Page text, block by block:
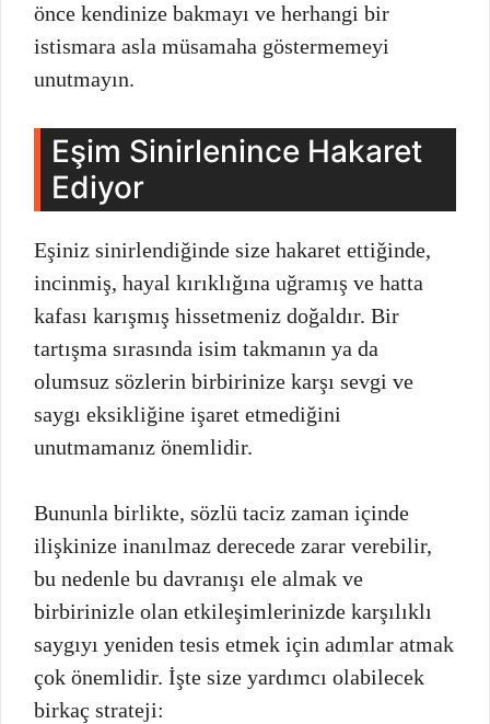
önce kendinize bakmayı ve herhangi bir
istismara asla müsamaha göstermemeyi
unutmayın.
Eşim Sinirlenince Hakaret
Ediyor
Eşiniz sinirlendiğinde size hakaret ettiğinde,
incinmiş, hayal kırıklığına uğramış ve hatta
kafası karışmış hissetmeniz doğaldır. Bir
tartışma sırasında isim takmanın ya da
olumsuz sözlerin birbirinize karşı sevgi ve
saygı eksikliğine işaret etmediğini
unutmamanız önemlidir.
Bununla birlikte, sözlü taciz zaman içinde
ilişkinize inanılmaz derecede zarar verebilir,
bu nedenle bu davranışı ele almak ve
birbirinizle olan etkileşimlerinizde karşılıklı
saygıyı yeniden tesis etmek için adımlar atmak
çok önemlidir. İşte size yardımcı olabilecek
birkaç strateji: